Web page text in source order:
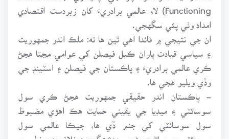
Functioning) لاءِ عالمي برادريءَ کان زبردست اقتصادي
امداد وٺي پئي سگهجي.
ان جي نتيجي ۾ فائدا اهي ٿين ها ته: ملڪ اندر جمهوريت
۽ سياسي قيادت پاران ڪيل فيصلن کي عوامي مڃتا هجڻ
ڪري عالمي برادريءَ ۽ پاڪستان جي فيصلن ۽ اسٽينڊ جي
وڏي ويليو هجي ها.
- پاڪستان اندر حقيقي جمهوريت هجڻ ڪري سول
سوسائٽي ۽ ميڊيا جي يقيني حمايت هڪ اهڙي مضبوط
سول سوسائٽي کي جنم ڏي ها، جيڪا عالمي سول
سوسائٽي جو ساٿاري بڻجي دهشتگرديءَ خلاف هن خطي ۾